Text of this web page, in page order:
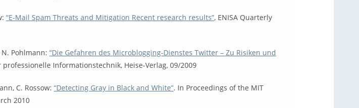
“E-Mail Spam Threats and Mitigation Recent research results”, ENISA Quarterly
N. Pohlmann:“Die Gefahren des Microblogging-Dienstes Twitter – Zu Risiken und
professionelle Informationstechnik, Heise-Verlag, 09/2009
C. Rossow:“Detecting Gray in Black and White”. In Proceedings of the MIT
2010